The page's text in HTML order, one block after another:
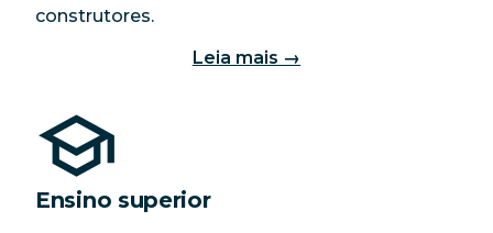
construtores.
Leia mais →
Ensino superior